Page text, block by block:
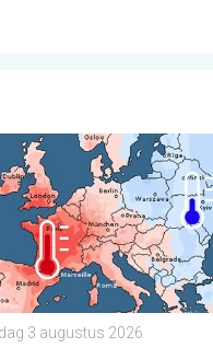
veel wind. . .
weersverschillen in juli.
3 augustus 2026